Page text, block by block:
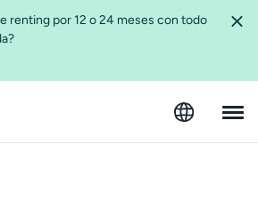
renting por 12 o 24 meses con todo